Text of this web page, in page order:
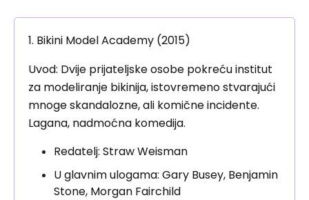
1. Bikini Model Academy (2015)
Uvod: Dvije prijateljske osobe pokreću institut
za modeliranje bikinija, istovremeno stvarajući
mnoge skandalozne, ali komične incidente.
Lagana, nadmoćna komedija.
Redatelj: Straw Weisman
U glavnim ulogama: Gary Busey, Benjamin
Stone, Morgan Fairchild